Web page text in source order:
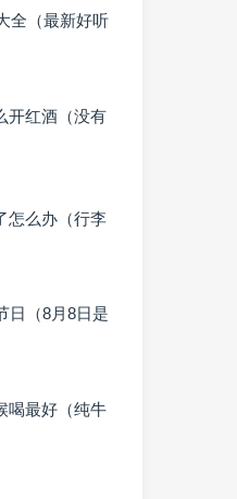
全（最新好听
开红酒（没有
怎么办（行李
日（8月8日是
喝最好（纯牛